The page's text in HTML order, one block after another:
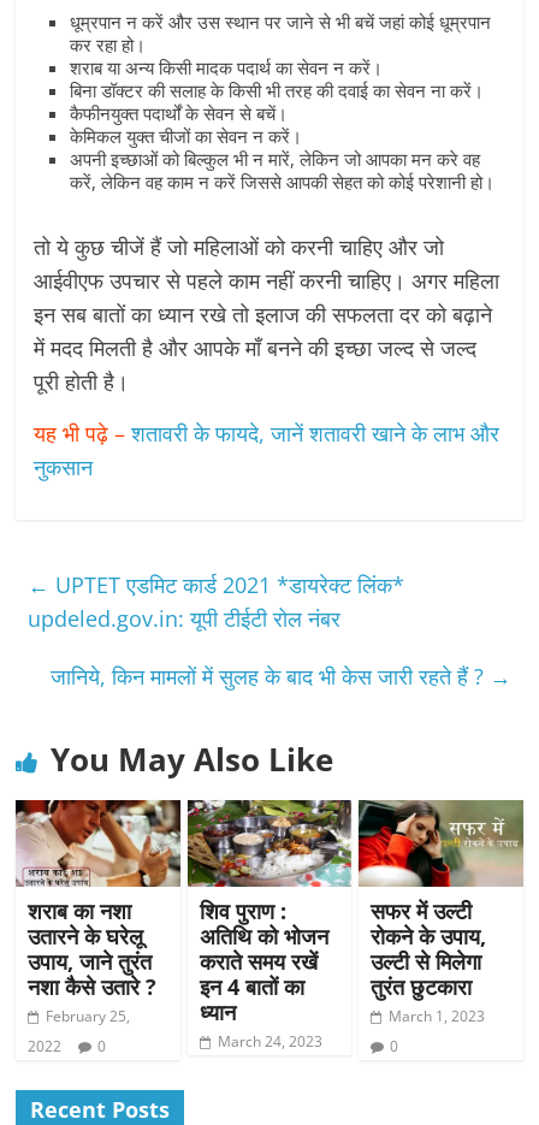
धूम्रपान न करें और उस स्थान पर जाने से भी बचें जहां कोई धूम्रपान
कर रहा हो।
शराब या अन्य किसी मादक पदार्थ का सेवन न करें।
बिना डॉक्टर की सलाह के किसी भी तरह की दवाई का सेवन ना करें।
कैफीनयुक्त पदार्थों के सेवन से बचें।
केमिकल युक्त चीजों का सेवन न करें।
अपनी इच्छाओं को बिल्कुल भी न मारें, लेकिन जो आपका मन करे वह
करें, लेकिन वह काम न करें जिससे आपकी सेहत को कोई परेशानी हो।
तो ये कुछ चीजें हैं जो महिलाओं को करनी चाहिए और जो
आईवीएफ उपचार से पहले काम नहीं करनी चाहिए। अगर महिला
इन सब बातों का ध्यान रखे तो इलाज की सफलता दर को बढ़ाने
में मदद मिलती है और आपके माँ बनने की इच्छा जल्द से जल्द
पूरी होती है।
यह भी पढ़े – शतावरी के फायदे, जानें शतावरी खाने के लाभ और
नुकसान
← UPTET एडमिट कार्ड 2021 *डायरेक्ट लिंक*
updeled.gov.in: यूपी टीईटी रोल नंबर
जानिये, किन मामलों में सुलह के बाद भी केस जारी रहते हैं ? →
You May Also Like
शराब का नशा
उतारने के घरेलू
उपाय, जाने तुरंत
नशा कैसे उतारे ?
February 25,
2022
0
शिव पुराण :
अतिथि को भोजन
कराते समय रखें
इन 4 बातों का
ध्यान
March 24, 2023
सफर में उल्टी
रोकने के उपाय,
उल्टी से मिलेगा
तुरंत छुटकारा
March 1, 2023
0
Recent Posts